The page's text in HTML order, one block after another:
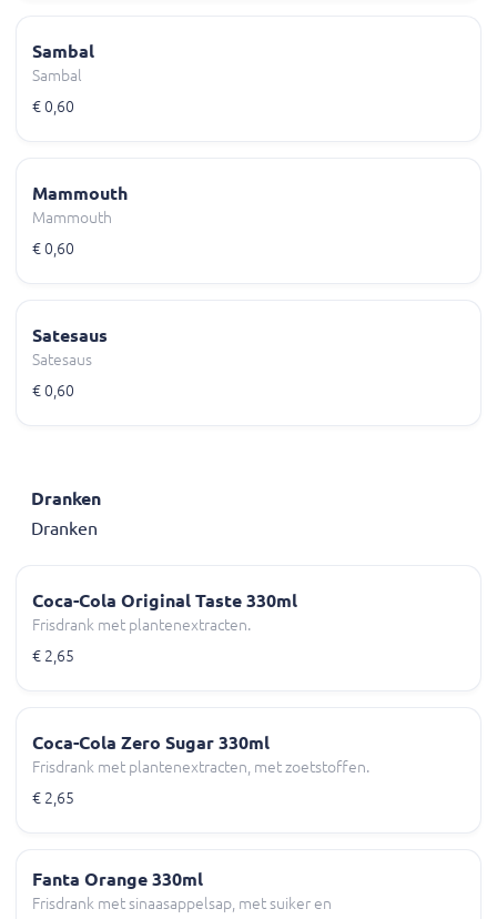
Sambal
Sambal
€ 0,60
Mammouth
Mammouth
€ 0,60
Satesaus
Satesaus
€ 0,60
Dranken
Dranken
Coca-Cola Original Taste 330ml
Frisdrank met plantenextracten.
€ 2,65
Coca-Cola Zero Sugar 330ml
Frisdrank met plantenextracten, met zoetstoffen.
€ 2,65
Fanta Orange 330ml
Frisdrank met sinaasappelsap, met suiker en